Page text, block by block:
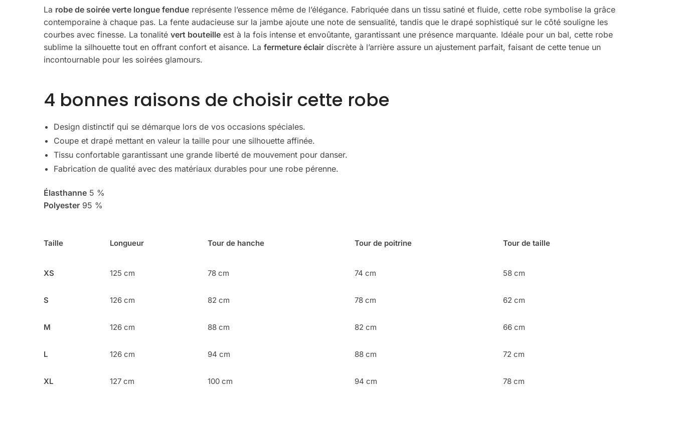
La robe de soirée verte longue fendue représente l’essence même de l’élégance. Fabriquée dans un tissu satiné et fluide, cette robe symbolise la grâce
contemporaine à chaque pas. La fente audacieuse sur la jambe ajoute une note de sensualité, tandis que le drapé sophistiqué sur le côté souligne les
courbes avec finesse. La tonalitévert bouteille est à la fois intense et envoûtante, garantissant une présence marquante. Idéale pour un bal, cette robe
sublime la silhouette tout en offrant confort et aisance. Lafermeture éclair discrète à l’arrière assure un ajustement parfait, faisant de cette tenue un
incontournable pour les soirées glamours.
4 bonnes raisons de choisir cette robe
Design distinctif qui se démarque lors de vos occasions spéciales.
Coupe et drapé mettant en valeur la taille pour une silhouette affinée.
Tissu confortable garantissant une grande liberté de mouvement pour danser.
Fabrication de qualité avec des matériaux durables pour une robe pérenne.
Élasthanne 5 %
Polyester 95 %
Taille Longueur Tour de hanche Tour de poitrine Tour de taille
XS 125 cm 78 cm 74 cm 58 cm
S 126 cm 82 cm 78 cm 62 cm
M 126 cm 88 cm 82 cm 66 cm
L 126 cm 94 cm 88 cm 72 cm
XL 127 cm 100 cm 94 cm 78 cm